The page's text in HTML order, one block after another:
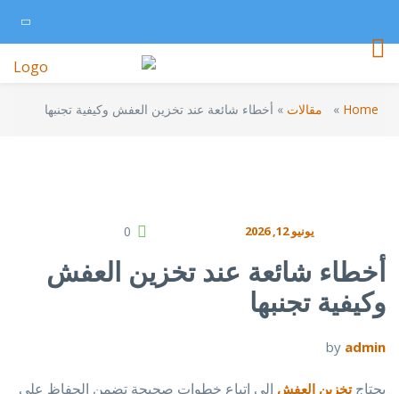
Home
» مقالات » أخطاء شائعة عند تخزين العفش وكيفية تجنبها
يونيو 12, 2026 0
أخطاء شائعة عند تخزين العفش
وكيفية تجنبها
by admin
يحتاجتخزين العفش إلى اتباع خطوات صحيحة تضمن الحفاظ على